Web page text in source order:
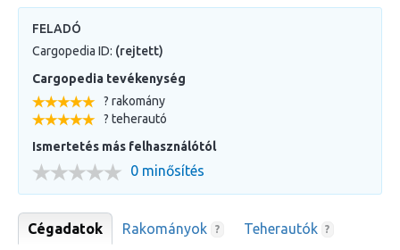
FELADÓ
Cargopedia ID: (rejtett)
Cargopedia tevékenység
? rakomány
? teherautó
Ismertetés más felhasználótól
0 minősítés
Cégadatok Rakományok ? Teherautók ?